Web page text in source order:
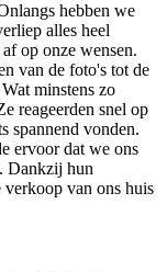
hebben we
alles heel
op onze wensen.
van de foto's tot de
minstens zo
reageerden snel op
spannend vonden.
ervoor dat we ons
Dankzij hun
van ons huis